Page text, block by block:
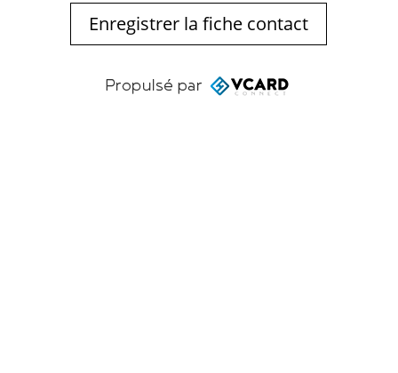
Enregistrer la fiche contact